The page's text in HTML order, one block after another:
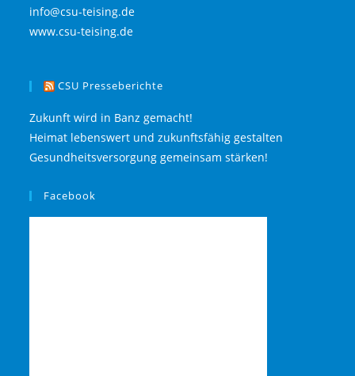
info@csu-teising.de
www.csu-teising.de
CSU Presseberichte
Zukunft wird in Banz gemacht!
Heimat lebenswert und zukunftsfähig gestalten
Gesundheitsversorgung gemeinsam stärken!
Facebook